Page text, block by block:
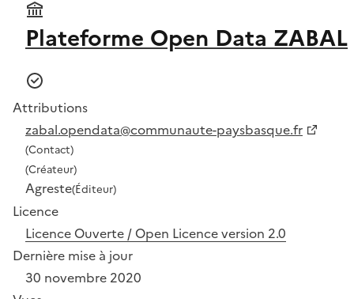
Plateforme Open Data ZABAL
Attributions
zabal.opendata@communaute-paysbasque.fr
(Contact)
(Créateur)
Agreste(Éditeur)
Licence
Licence Ouverte / Open Licence version 2.0
Dernière mise à jour
30 novembre 2020